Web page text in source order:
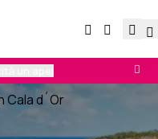
Cala d´Or